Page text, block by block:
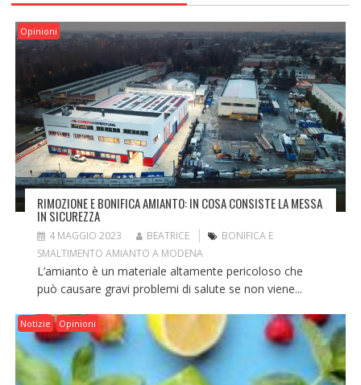
Opinioni
RIMOZIONE E BONIFICA AMIANTO: IN COSA CONSISTE LA MESSA
IN SICUREZZA
4 MAGGIO 2023 BEATRICE
BONIFICA E
SMALTIMENTO AMIANTO A MODENA
L’amianto è un materiale altamente pericoloso che
può causare gravi problemi di salute se non viene...
Notizie Opinioni